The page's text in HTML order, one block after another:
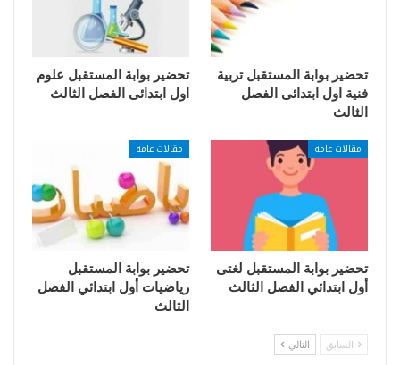
تحضير بوابة المستقبل تربية
فنية اول ابتدائى الفصل
الثالث
تحضير بوابة المستقبل علوم
اول ابتدائى الفصل الثالث
مقالات عامة
تحضير بوابة المستقبل لغتى
أول ابتدائي الفصل الثالث
مقالات عامة
تحضير بوابة المستقبل
رياضيات أول ابتدائي الفصل
الثالث
السابق التالي